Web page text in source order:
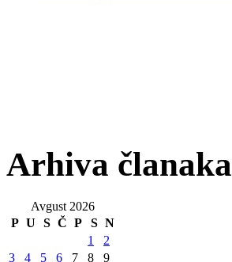
Arhiva članaka
Avgust 2026
P U S Č P S N
1
2
3
4 5 6 7 8
9